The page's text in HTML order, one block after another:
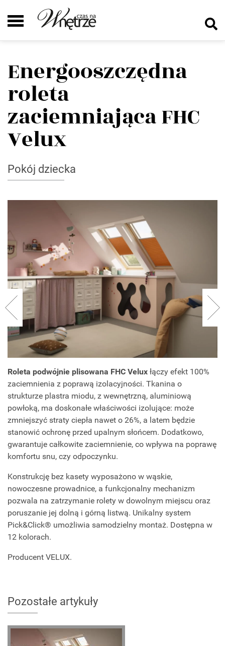
Energooszczędna
roleta
zaciemniająca FHC
Velux
Pokój dziecka
Roleta podwójnie plisowana FHC Velux łączy efekt 100%
zaciemnienia z poprawą izolacyjności. Tkanina o
strukturze plastra miodu, z wewnętrzną, aluminiową
powłoką, ma doskonałe właściwości izolujące: może
zmniejszyć straty ciepła nawet o 26%, a latem będzie
stanowić ochronę przed upalnym słońcem. Dodatkowo,
gwarantuje całkowite zaciemnienie, co wpływa na poprawę
komfortu snu, czy odpoczynku.
Konstrukcję bez kasety wyposażono w wąskie,
nowoczesne prowadnice, a funkcjonalny mechanizm
pozwala na zatrzymanie rolety w dowolnym miejscu oraz
poruszanie jej dolną i górną listwą. Unikalny system
Pick&Click® umożliwia samodzielny montaż. Dostępna w
12 kolorach.
Producent VELUX.
Pozostałe artykuły